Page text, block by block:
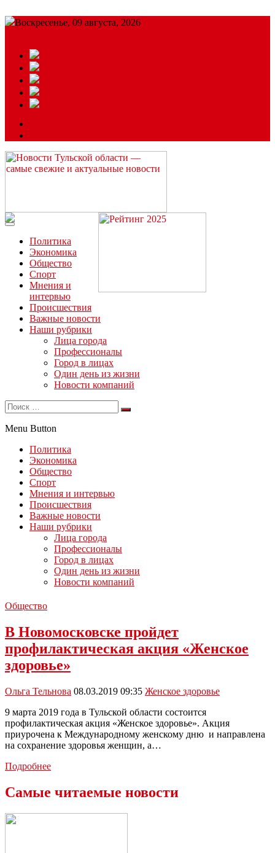
Воскресенье, 09 августа, 2026
Читайте последние новости дня в Тульской области на сайте
“ЗаНовомосковск”
Политика
Экономика
Общество
Спорт
Мнения и
интервью
Происшествия
Важные новости
Наши рубрики
Лица города
Профессионалы
Город в лицах
Один день из жизни
Новости компаний
Menu Button
Политика
Экономика
Общество
Спорт
Мнения и интервью
Происшествия
Важные новости
Наши рубрики
Лица города
Профессионалы
Город в лицах
Один день из жизни
Новости компаний
Общество
В Новомосковске пройдет
профилактическая акция «Женское
здоровье»
Ольга Тельнова 08.03.2019 09:35 Женское здоровье
9 марта 2019 года в Тульской области состоится
профилактическая акция «Женское здоровье». Акция
приурочена к Международному женскому дню и направлена
на сохранение здоровья женщин, а…
ПодробнееВ
профилактическая
Самые читаемые новости